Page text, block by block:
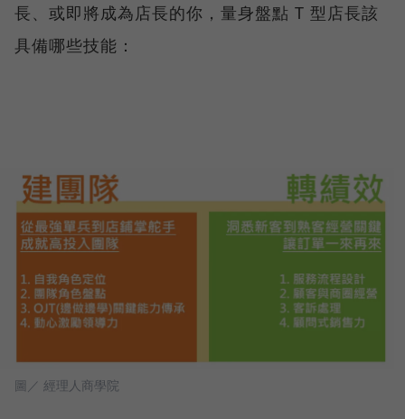
長、或即將成為店長的你，量身盤點 T 型店長該
具備哪些技能：
圖／ 經理人商學院